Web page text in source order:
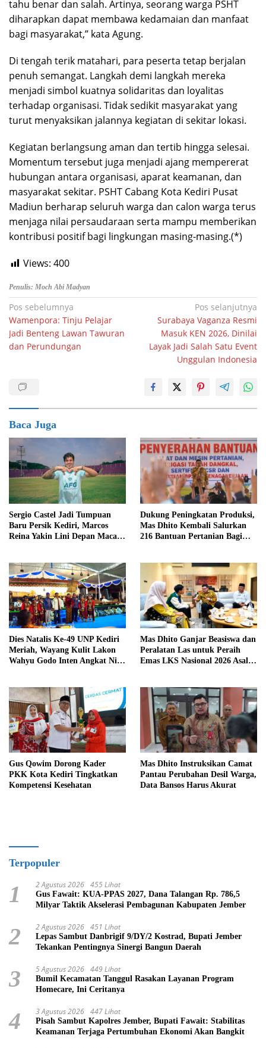
tahu benar dan salah. Artinya, seorang warga PSHT
diharapkan dapat membawa kedamaian dan manfaat
bagi masyarakat,” kata Agung.
Di tengah terik matahari, para peserta tetap berjalan
penuh semangat. Langkah demi langkah mereka
menjadi simbol kuatnya solidaritas dan loyalitas
terhadap organisasi. Tidak sedikit masyarakat yang
turut menyaksikan jalannya kegiatan di sekitar lokasi.
Kegiatan berlangsung aman dan tertib hingga selesai.
Momentum tersebut juga menjadi ajang mempererat
hubungan antara organisasi, aparat keamanan, dan
masyarakat sekitar. PSHT Cabang Kota Kediri Pusat
Madiun berharap seluruh warga dan calon warga terus
menjaga nilai persaudaraan serta mampu memberikan
kontribusi positif bagi lingkungan masing-masing.(*)
Views: 400
Penulis: Moch Abi Madyan
Navigasi
pos
Pos sebelumnya
Wamenpora: Tinju Pelajar
Jadi Benteng Lawan Tawuran
dan Perundungan
Pos selanjutnya
Surabaya Vaganza Resmi
Masuk KEN 2026, Dinilai
Layak Jadi Salah Satu Event
Unggulan Indonesia
Baca Juga
Sergio Castel Jadi Tumpuan
Baru Persik Kediri, Marcos
Reina Yakin Lini Depan Macan
Dukung Peningkatan Produksi,
Mas Dhito Kembali Salurkan
216 Bantuan Pertanian Bagi
Dies Natalis Ke-49 UNP Kediri
Meriah, Wayang Kulit Lakon
Wahyu Godo Inten Angkat Nilai
Mas Dhito Ganjar Beasiswa dan
Peralatan Las untuk Peraih
Emas LKS Nasional 2026 Asal
Gus Qowim Dorong Kader
PKK Kota Kediri Tingkatkan
Kompetensi Kesehatan
Mas Dhito Instruksikan Camat
Pantau Perubahan Desil Warga,
Data Bansos Harus Akurat
Terpopuler
1 2 Agustus 2026 455 Lihat
Gus Fawait: KUA-PPAS 2027, Dana Talangan Rp. 786,5
Milyar Taktik Akselerasi Pembagunan Kabupaten Jember
2 2 Agustus 2026 451 Lihat
Lepas Sambut Danbrigif 9/DY/2 Kostrad, Bupati Jember
Tekankan Pentingnya Sinergi Bangun Daerah
3 5 Agustus 2026 449 Lihat
Bumil Kecamatan Tanggul Rasakan Layanan Program
Homecare, Ini Ceritanya
4 3 Agustus 2026 447 Lihat
Pisah Sambut Kapolres Jember, Bupati Fawait: Stabilitas
Keamanan Terjaga Pertumbuhan Ekonomi Akan Bangkit